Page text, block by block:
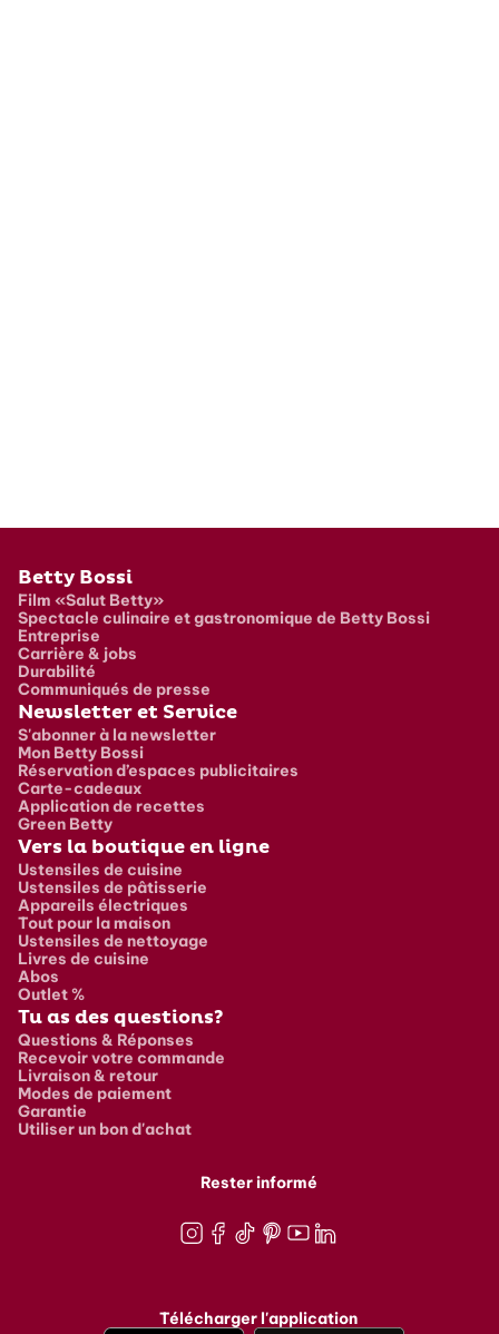
Pied de page
Betty Bossi
Film «Salut Betty»
Spectacle culinaire et gastronomique de Betty Bossi
Entreprise
Carrière & jobs
Durabilité
Communiqués de presse
Newsletter et Service
S'abonner à la newsletter
Mon Betty Bossi
Réservation d’espaces publicitaires
Carte-cadeaux
Application de recettes
Green Betty
Vers la boutique en ligne
Ustensiles de cuisine
Ustensiles de pâtisserie
Appareils électriques
Tout pour la maison
Ustensiles de nettoyage
Livres de cuisine
Abos
Outlet %
Tu as des questions?
Questions & Réponses
Recevoir votre commande
Livraison & retour
Modes de paiement
Garantie
Utiliser un bon d'achat
Rester informé
Télécharger l'application